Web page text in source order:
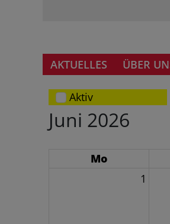
AKTUELLES ÜBER
Aktiv
Juni 2026
Mo
1